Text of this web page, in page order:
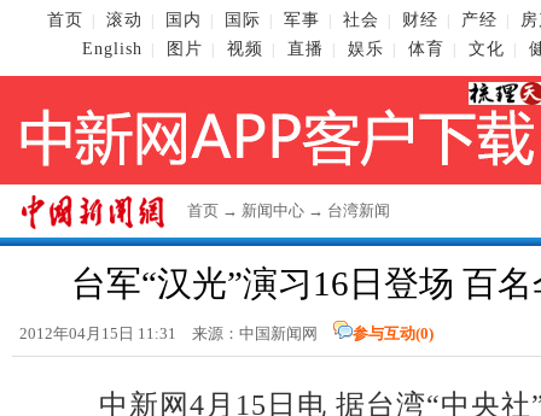
首页 滚动 国内 国际 军事 社会 财经 产经
English
图片 视频 直播 娱乐 体育 文化
首页 → 新闻中心 → 台湾新闻
台军“汉光”演习16日登场 百
2012年04月15日 11:31 来源：中国新闻网 参与互动(0)
中新网4月15日电 据台湾“中央社